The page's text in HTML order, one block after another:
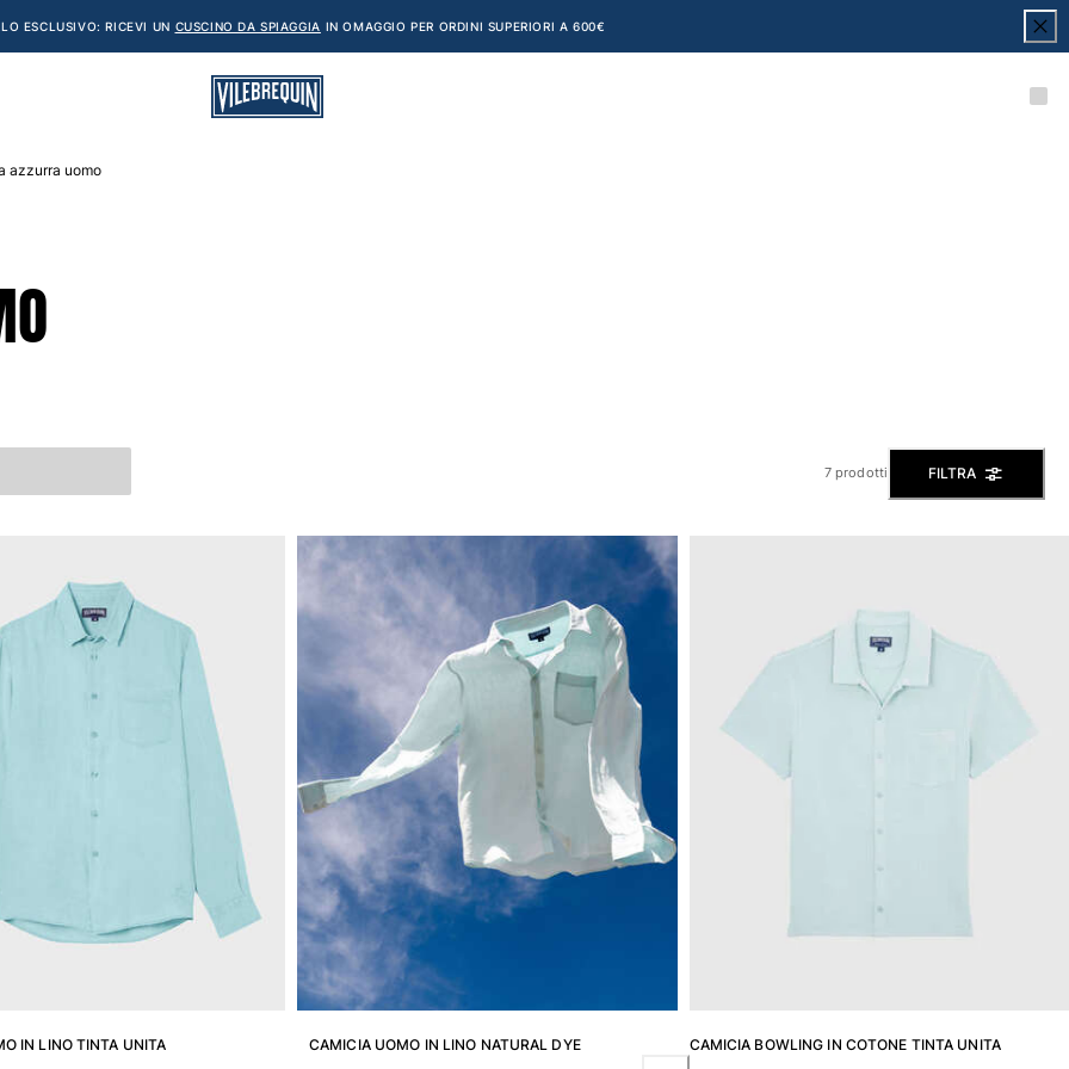
ESCLUSIVO: RICEVI UN CUSCINO DA SPIAGGIA IN OMAGGIO PER ORDINI SUPERIORI A 600€
azzurra uomo
7 prodotti FILTRA
IN LINO TINTA UNITA CAMICIA UOMO IN LINO NATURAL DYE CAMICIA BOWLING IN COTONE TINTA UNITA